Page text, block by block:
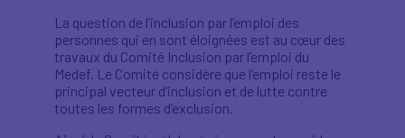
La question de l’inclusion par l’emploi des
personnes qui en sont éloignées est au cœur des
travaux du Comité Inclusion par l’emploi du
Medef. Le Comité considère que l’emploi reste le
principal vecteur d’inclusion et de lutte contre
toutes les formes d’exclusion.